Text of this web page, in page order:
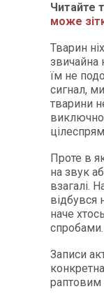
Читайте
може
Тварин
звичайна
їм не
сигнал,
тварини
виключно
Проте в
на звук
взагалі.
відбувся
наче
спробами.
Записи
раптовим